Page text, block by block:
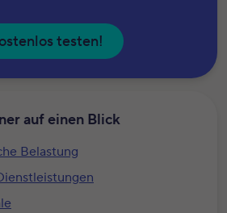
testen!
auf einen Blick
Belastung